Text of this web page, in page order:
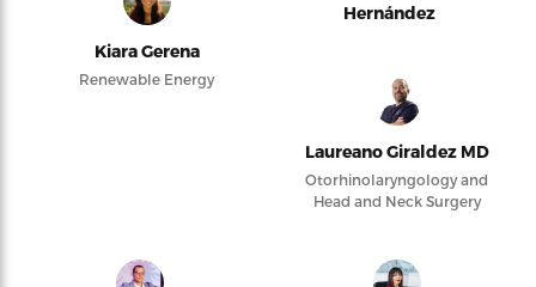
Kiara Gerena
Renewable Energy
Hernández
Laureano Giraldez MD
Otorhinolaryngology and
Head and Neck Surgery